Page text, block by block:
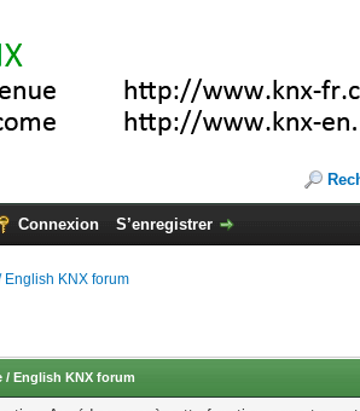
Connexion S’enregistrer
English KNX forum
/ English KNX forum